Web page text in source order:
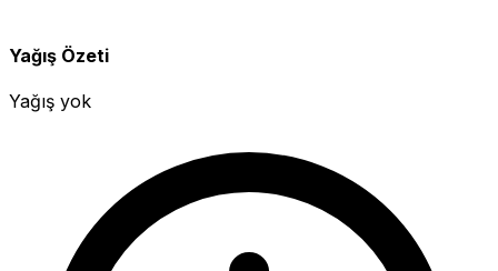
Yağış Özeti
Yağış yok